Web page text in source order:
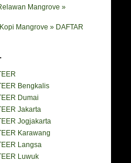
Mangrove »
Mangrove » DAFTAR
Bengkalis
Dumai
Jakarta
Jogjakarta
Karawang
Langsa
Luwuk